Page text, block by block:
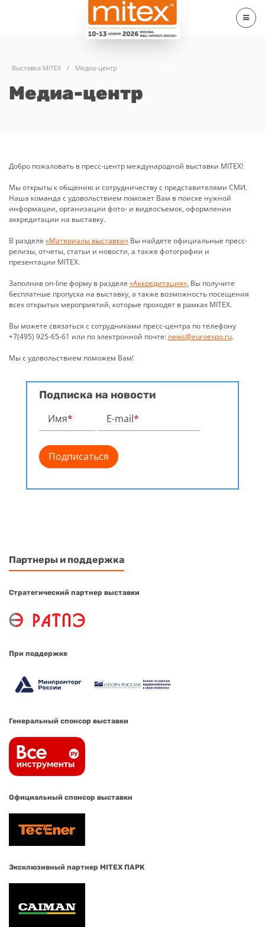
Выставка MITEX / Медиа-центр
Медиа-центр
Добро пожаловать в пресс-центр международной выставки MITEX!
Мы открыты к общению и сотрудничеству с представителями СМИ.
Наша команда с удовольствием поможет Вам в поиске нужной
информации, организации фото- и видеосъемок, оформлении
аккредитации на выставку.
В разделе «Материалы выставки» Вы найдете официальные пресс-
релизы, отчеты, статьи и новости, а также фотографии и
презентации MITEX.
Заполнив on-line форму в разделе «Аккредитация», Вы получите
бесплатные пропуска на выставку, а также возможность посещения
всех открытых мероприятий, которые проходят в рамках MITEX.
Вы можете связаться с сотрудниками пресс-центра по телефону
+7(495) 925-65-61 или по электронной почте: news@euroexpo.ru.
Мы с удовольствием поможем Вам!
Подписка на новости
Имя* E-mail*
Партнеры и поддержка
Стратегический партнер выставки
При поддержке
Генеральный спонсор выставки
Официальный спонсор выставки
Эксклюзивный партнер MITEX ПАРК